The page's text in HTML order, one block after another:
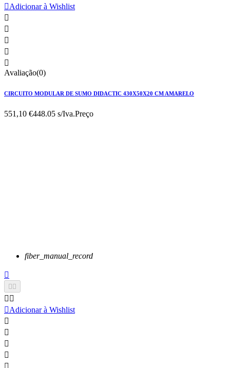
Adicionar à Wishlist





Avaliação(0)
CIRCUITO MODULAR DE SUMO DIDACTIC 430X50X20 CM AMARELO
551,10 €448.05 s/Iva.Preço
fiber_manual_record

 
 
Adicionar à Wishlist




